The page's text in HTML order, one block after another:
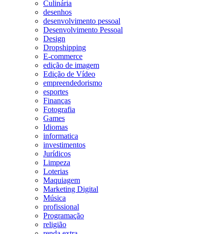
Culinária
desenhos
desenvolvimento pessoal
Desenvolvimento Pessoal
Design
Dropshipping
E-commerce
edição de imagem
Edição de Vídeo
empreendedorismo
esportes
Finanças
Fotografia
Games
Idiomas
informatica
investimentos
Jurídicos
Limpeza
Loterias
Maquiagem
Marketing Digital
Música
profissional
Programação
religião